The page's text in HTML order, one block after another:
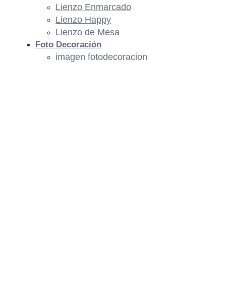
Lienzo Enmarcado
Lienzo Happy
Lienzo de Mesa
Foto Decoración
imagen fotodecoracion